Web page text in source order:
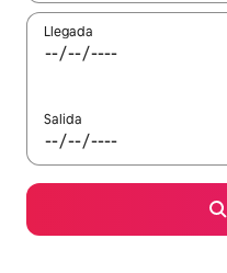
Llegada
Salida